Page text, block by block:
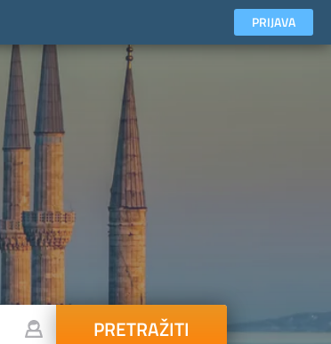
PRIJAVA
PRETRAŽITI